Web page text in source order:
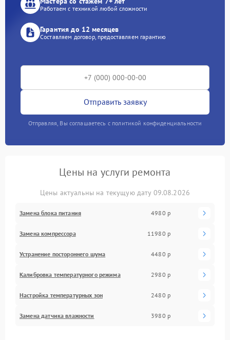
Работаем с техникой любой сложности
Гарантия до 12 месяцев
Составляем договор, предоставляем гарантию
Отправить заявку
Отправляя, Вы соглашаетесь с политикой конфиденциальности
Цены на услуги ремонта
Цены актуальны на текущую дату 09.08.2026
Замена блока питания 4980 р
Замена компрессора 11980 р
Устранение постороннего шума 4480 р
Калибровка температурного режима 2980 р
Настройка температурных зон 2480 р
Замена датчика влажности 3980 р